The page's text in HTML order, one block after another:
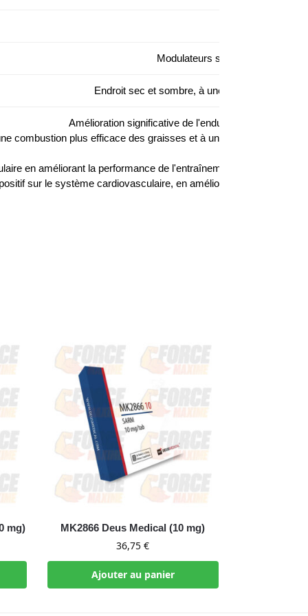
Modulateurs sélectifs des
Endroit sec et sombre, à une température ne
Amélioration significative de l'endurance et de
combustion plus efficace des graisses et à une augmentation
en améliorant la performance de l'entraînement et la
sur le système cardiovasculaire, en améliorant la fonction
mg) MK2866 Deus Medical (10 mg)
36,75€
Ajouter au panier